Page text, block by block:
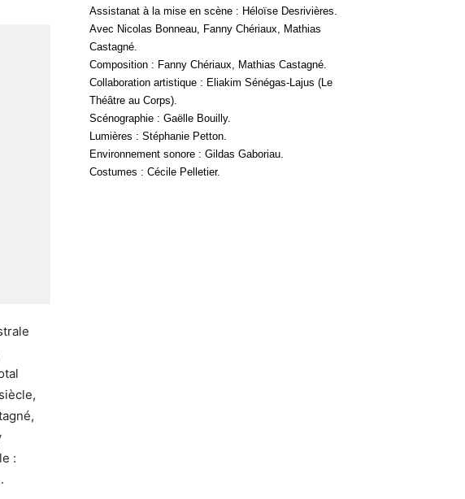
siècle,
:
Assistanat à la mise en scène : Héloïse Desrivières.
Avec Nicolas Bonneau, Fanny Chériaux, Mathias
Castagné.
Composition : Fanny Chériaux, Mathias Castagné.
Collaboration artistique : Eliakim Sénégas-Lajus (Le
Théâtre au Corps).
Scénographie : Gaëlle Bouilly.
Lumières : Stéphanie Petton.
Environnement sonore : Gildas Gaboriau.
Costumes : Cécile Pelletier.